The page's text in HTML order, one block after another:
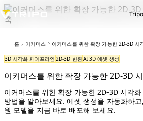
홈 이커머스 이커머스를 위한 확장 가능한 2D-3D 시
3D 시각화 파이프라인 2D-3D 변환AI 3D 에셋 생성
이커머스를 위한 확장 가능한 2D-3D
이커머스를 위한 확장 가능한 2D-3D 시각
방법을 알아보세요. 에셋 생성을 자동화하
원 모델을 지금 바로 배포해 보세요.